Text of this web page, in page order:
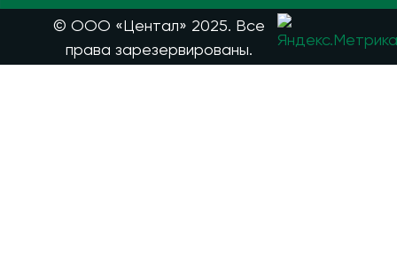
© ООО «Центал» 2025. Все
права зарезервированы.